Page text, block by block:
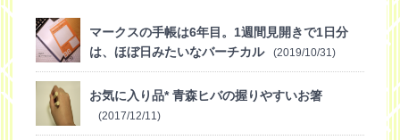
マークスの手帳は6年目。1週間見開きで1日分
は、ほぼ日みたいなバーチカル
(2019/10/31)
お気に入り品* 青森ヒバの握りやすいお箸
(2017/12/11)